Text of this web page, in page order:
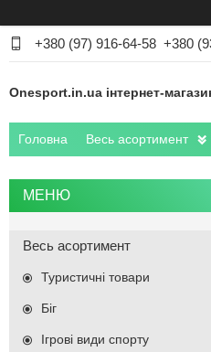
+380 (97) 916-64-58 +380
Onesport.in.ua інтернет-
Головна Весь асортимент
Весь асортимент
Туристичні товари
Біг
Ігрові види спорту